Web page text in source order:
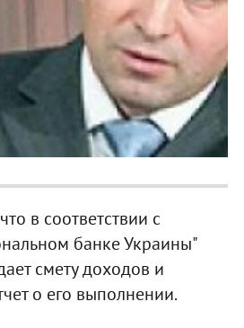
в соответствии с
банке Украины"
смету доходов и
о его выполнении.